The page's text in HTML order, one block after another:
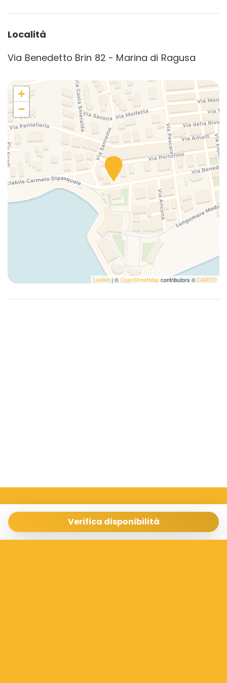
Località
Via Benedetto Brin 82 - Marina di Ragusa
+
−
Leaflet | ©OpenStreetMapcontributors ©CARTO
Verifica disponibilità
Via Archimede 198 Ragusa 97100
info@siciliacasevacanze.com- 3337073100